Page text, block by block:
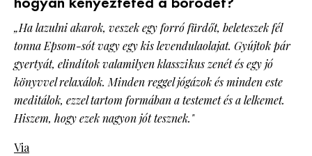
hogyan kényezteted a bőrödet?
„Ha lazulni akarok, veszek egy forró fürdőt, beleteszek fél
tonna Epsom-sót vagy egy kis levendulaolajat. Gyújtok pár
gyertyát, elindítok valamilyen klasszikus zenét és egy jó
könyvvel relaxálok. Minden reggel jógázok és minden este
meditálok, ezzel tartom formában a testemet és a lelkemet.
Hiszem, hogy ezek nagyon jót tesznek."
Via